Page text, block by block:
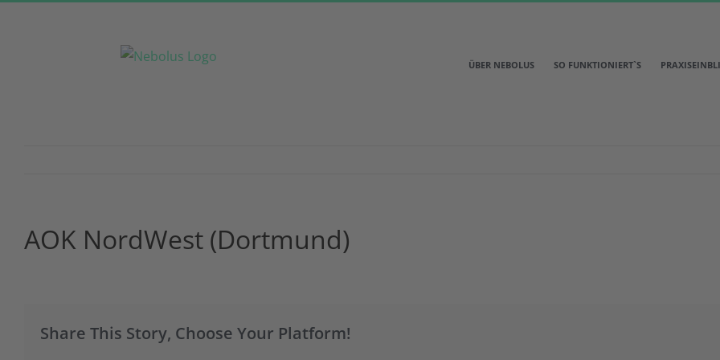
ÜBER NEBOLUS SO FUNKTIONIERT`S
AOK NordWest (Dortmund)
Share This Story, Choose Your Platform!